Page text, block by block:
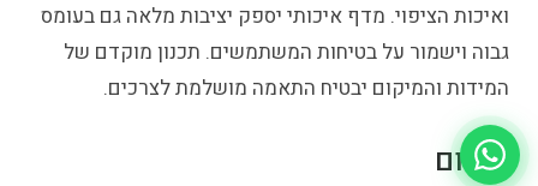
ואיכות הציפוי. מדף איכותי יספק יציבות מלאה גם בעומס
גבוה וישמור על בטיחות המשתמשים. תכנון מוקדם של
המידות והמיקום יבטיח התאמה מושלמת לצרכים.
סיכום